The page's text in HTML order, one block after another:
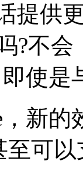
提供
?不
即使
新的
可